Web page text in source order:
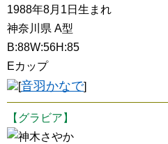
1988年8月1日生まれ
神奈川県 A型
B:88W:56H:85
Eカップ
[音羽かなで]
【グラビア】
神木さやか